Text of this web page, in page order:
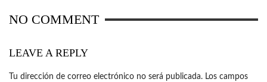
NO COMMENT
LEAVE A REPLY
Tu dirección de correo electrónico no será publicada. Los campos